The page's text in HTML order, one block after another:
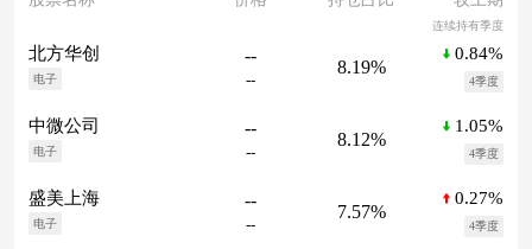
连续持有季度
北方华创
电子
--
--
8.19%
0.84%
4季度
中微公司
电子
--
--
8.12%
1.05%
4季度
盛美上海
电子
--
--
7.57%
0.27%
4季度